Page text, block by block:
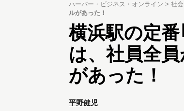
ハーバー・ビジネス・オンライン 社会
ルがあった！
横浜駅の定
は、社員全
があった！
平野健児